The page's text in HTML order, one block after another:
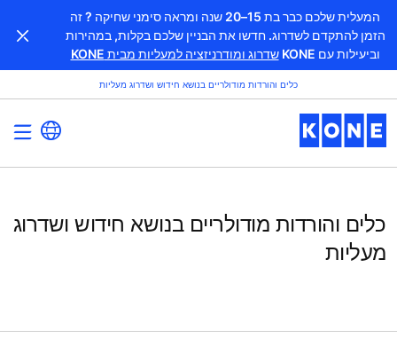
המעלית שלכם כבר בת 15–20 שנה ומראה סימני שחיקה ? זה
הזמן להתקדם לשדרוג. חדשו את הבניין שלכם בקלות, במהירות
וביעילות עם KONE
שדרוג ומודרניזציה למעליות מבית KONE
כלים והורדות מודולריים בנושא חידוש ושדרוג מעליות
כלים והורדות מודולריים בנושא חידוש ושדרוג
מעליות